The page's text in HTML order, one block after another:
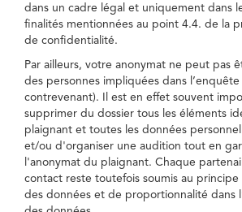
dans un cadre légal et uniquement dans
finalités mentionnées au point 4.4. de la
de confidentialité.
Par ailleurs, votre anonymat ne peut pas
des personnes impliquées dans l’enquête
contrevenant). Il est en effet souvent
supprimer du dossier tous les éléments
plaignant et toutes les données
et/ou d'organiser une audition tout en
l'anonymat du plaignant. Chaque
contact reste toutefois soumis au principe
des données et de proportionnalité dans